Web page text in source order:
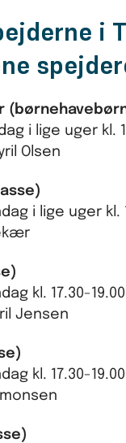
i
i lige uger kl.
Olsen
i lige uger kl.
kl. 17.30-19.00
Jensen
kl. 17.30-19.00